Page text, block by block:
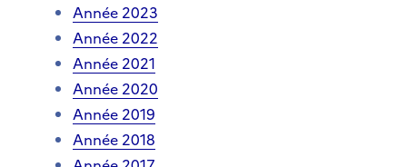
Année 2023
Année 2022
Année 2021
Année 2020
Année 2019
Année 2018